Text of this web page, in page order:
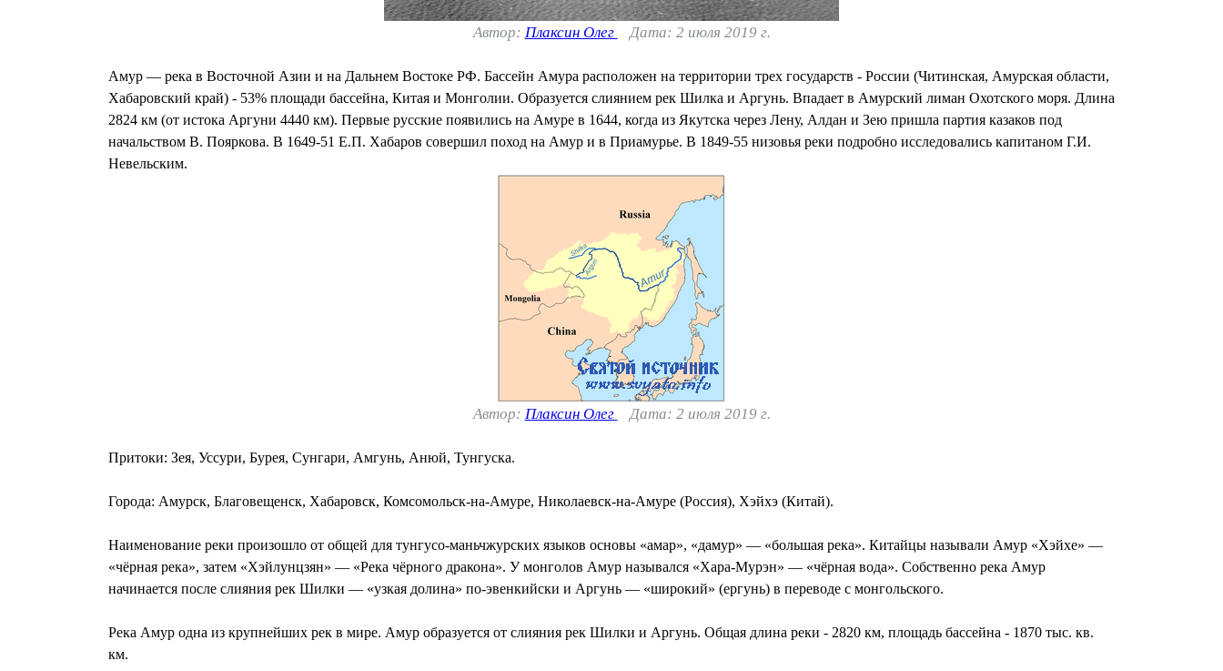
Автор: Плаксин Олег Дата: 2 июля 2019 г.
Амур — река в Восточной Азии и на Дальнем Востоке РФ. Бассейн Амура расположен на территории трех государств - России (Читинская, Амурская области,
Хабаровский край) - 53% площади бассейна, Китая и Монголии. Образуется слиянием рек Шилка и Аргунь. Впадает в Амурский лиман Охотского моря. Длина
2824 км (от истока Аргуни 4440 км). Первые русские появились на Амуре в 1644, когда из Якутска через Лену, Алдан и Зею пришла партия казаков под
начальством В. Пояркова. В 1649-51 Е.П. Хабаров совершил поход на Амур и в Приамурье. В 1849-55 низовья реки подробно исследовались капитаном Г.И.
Невельским.
Автор: Плаксин Олег Дата: 2 июля 2019 г.
Притоки: Зея, Уссури, Бурея, Сунгари, Амгунь, Анюй, Тунгуска.
Города: Амурск, Благовещенск, Хабаровск, Комсомольск-на-Амуре, Николаевск-на-Амуре (Россия), Хэйхэ (Китай).
Наименование реки произошло от общей для тунгусо-маньчжурских языков основы «амар», «дамур» — «большая река». Китайцы называли Амур «Хэйхе» —
«чёрная река», затем «Хэйлунцзян» — «Река чёрного дракона». У монголов Амур назывался «Хара-Мурэн» — «чёрная вода». Собственно река Амур
начинается после слияния рек Шилки — «узкая долина» по-эвенкийски и Аргунь — «широкий» (ергунь) в переводе с монгольского.
Река Амур одна из крупнейших рек в мире. Амур образуется от слияния рек Шилки и Аргунь. Общая длина реки - 2820 км, площадь бассейна - 1870 тыс. кв.
км.